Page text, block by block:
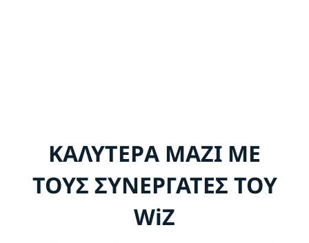
ΚΑΛΥΤΕΡΑ ΜΑΖΙ ΜΕ
ΤΟΥΣ ΣΥΝΕΡΓΑΤΕΣ ΤΟΥ
WiZ